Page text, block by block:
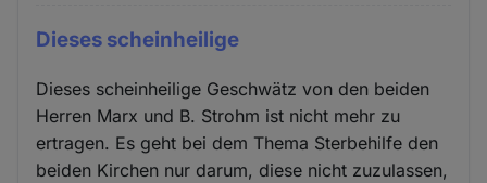
Dieses scheinheilige
Dieses scheinheilige Geschwätz von den beiden
Herren Marx und B. Strohm ist nicht mehr zu
ertragen. Es geht bei dem Thema Sterbehilfe den
beiden Kirchen nur darum, diese nicht zuzulassen,